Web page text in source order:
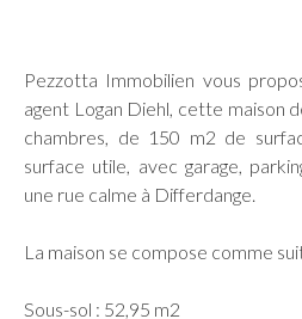
Pezzotta Immobilien vous
agent Logan Diehl, cette maison
chambres, de 150 m2 de
surface utile, avec garage,
une rue calme à Differdange.
La maison se compose comme
Sous-sol : 52,95 m2